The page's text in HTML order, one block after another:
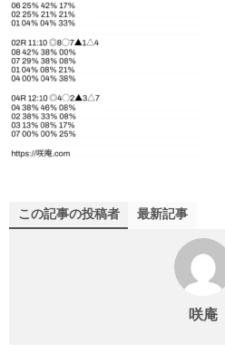
この記事の投稿者 最新記事
咲庵